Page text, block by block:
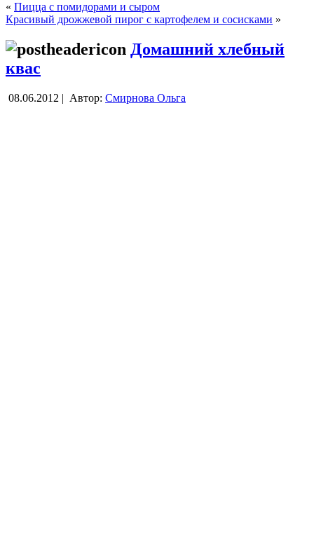
« Пицца с помидорами и сыром
Красивый дрожжевой пирог с картофелем и сосисками »
Домашний хлебный
квас
08.06.2012 | Автор: Смирнова Ольга